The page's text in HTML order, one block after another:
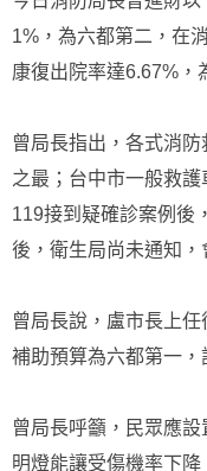
1%，為六都第二，在
康復出院率達6.67%，
曾局長指出，各式消
之最；台中市一般救
119接到疑確診案例後
後，衛生局尚未通知，
曾局長說，盧市長上
補助預算為六都第一
曾局長呼籲，民眾應
明燈能讓受傷機率下